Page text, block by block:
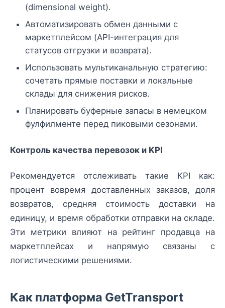
(dimensional weight).
Автоматизировать обмен данными с
маркетплейсом (API-интеграция для
статусов отгрузки и возврата).
Использовать мультиканальную стратегию:
сочетать прямые поставки и локальные
склады для снижения рисков.
Планировать буферные запасы в немецком
фулфилменте перед пиковыми сезонами.
Контроль качества перевозок и KPI
Рекомендуется отслеживать такие KPI как:
процент вовремя доставленных заказов, доля
возвратов, средняя стоимость доставки на
единицу, и время обработки отправки на складе.
Эти метрики влияют на рейтинг продавца на
маркетплейсах и напрямую связаны с
логистическими решениями.
Как платформа GetTransport